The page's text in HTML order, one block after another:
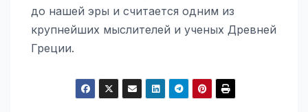
до нашей эры и считается одним из
крупнейших мыслителей и ученых Древней
Греции.